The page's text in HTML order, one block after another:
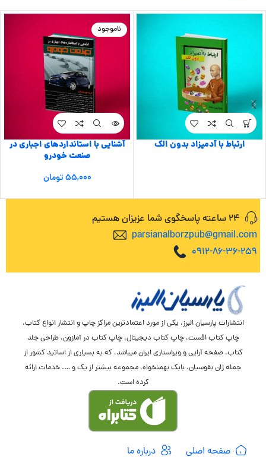
ارتباط با آدمیزاد بدون الک
ناموجود
آشنایی با استانداردهای اجباری در
صنعت خودرو
۵۵,۰۰۰تومان
24 ساعته پاسخگوی شما عزیزان هستیم
parsianalborzpub@gmail.com
0912-86-36-259
انتشارات پارسیان البرز، یکی از مورد اعتمادترین مراکز چاپ و انتشار انواع کتاب،
چاپ کتاب افست، چاپ کتاب دیجیتال، چاپ کتاب در آمازون، طراحی جلد
کتاب، صفحه آرایی و ویراستاری ایران میباشد، که به بسیاری از اساتید کشور از
جمله ژان بقوسیان، بابک بهمنخواه، مجموعه بیشتر از یک و …. خدمات ارائه
کرده است.
صفحه اصلی
درباره ما